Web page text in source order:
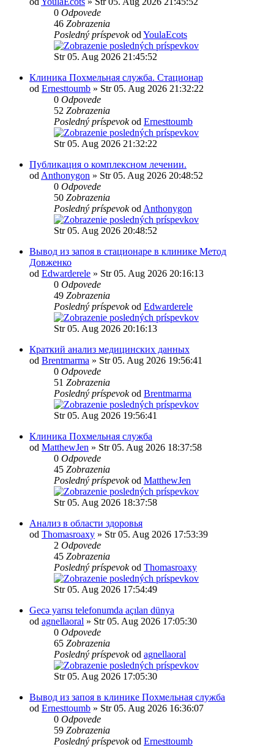
0 Odpovede
46 Zobrazenia
Posledný príspevokod YoulaEcots
Str 05. Aug 2026 21:45:52
Клиника Похмельная служба. Стационар
od Ernesttoumb » Str 05. Aug 2026 21:32:22
0 Odpovede
52 Zobrazenia
Posledný príspevokod Ernesttoumb
Str 05. Aug 2026 21:32:22
Публикация о комплексном лечении.
od Anthonygon » Str 05. Aug 2026 20:48:52
0 Odpovede
50 Zobrazenia
Posledný príspevokod Anthonygon
Str 05. Aug 2026 20:48:52
Вывод из запоя в стационаре в клинике Метод
Довженко
od Edwarderele » Str 05. Aug 2026 20:16:13
0 Odpovede
49 Zobrazenia
Posledný príspevokod Edwarderele
Str 05. Aug 2026 20:16:13
Краткий анализ медицинских данных
od Brentmarma » Str 05. Aug 2026 19:56:41
0 Odpovede
51 Zobrazenia
Posledný príspevokod Brentmarma
Str 05. Aug 2026 19:56:41
Клиника Похмельная служба
od MatthewJen » Str 05. Aug 2026 18:37:58
0 Odpovede
45 Zobrazenia
Posledný príspevokod MatthewJen
Str 05. Aug 2026 18:37:58
Анализ в области здоровья
od Thomasroaxy » Str 05. Aug 2026 17:53:39
2 Odpovede
45 Zobrazenia
Posledný príspevokod Thomasroaxy
Str 05. Aug 2026 17:54:49
Gecə yarısı telefonumda açılan dünya
od agnellaoral » Str 05. Aug 2026 17:05:30
0 Odpovede
65 Zobrazenia
Posledný príspevokod agnellaoral
Str 05. Aug 2026 17:05:30
Вывод из запоя в клинике Похмельная служба
od Ernesttoumb » Str 05. Aug 2026 16:36:07
0 Odpovede
59 Zobrazenia
Posledný príspevokod Ernesttoumb